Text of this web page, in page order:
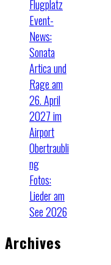
Flugplatz
Event-
News:
Sonata
Artica und
Rage am
26. April
2027 im
Airport
Obertraubli
ng
Fotos:
Lieder am
See 2026
Archives